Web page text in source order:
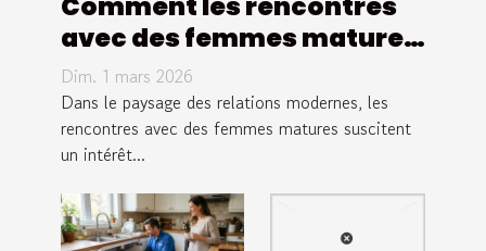
avec des femmes matures
transforment les relations
modernes ?
Dim. 1 mars 2026
Dans le paysage des relations modernes, les
rencontres avec des femmes matures suscitent
un intérêt...